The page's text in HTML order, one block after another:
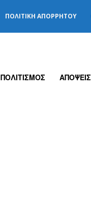
ΠΟΛΙΤΙΚΉ ΑΠΟΡΡΉΤΟΥ
ΠΟΛΙΤΙΣΜΟΣ ΑΠΟΨΕΙΣ